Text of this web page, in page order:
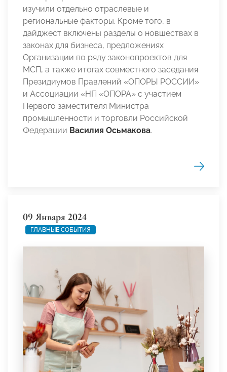
изучили отдельно отраслевые и
региональные факторы. Кроме того, в
дайджест включены разделы о новшествах в
законах для бизнеса, предложениях
Организации по ряду законопроектов для
МСП, а также итогах совместного заседания
Президиумов Правлений «ОПОРЫ РОССИИ»
и Ассоциации «НП «ОПОРА» с участием
Первого заместителя Министра
промышленности и торговли Российской
Федерации Василия Осьмакова.
09 Января 2024
ГЛАВНЫЕ СОБЫТИЯ